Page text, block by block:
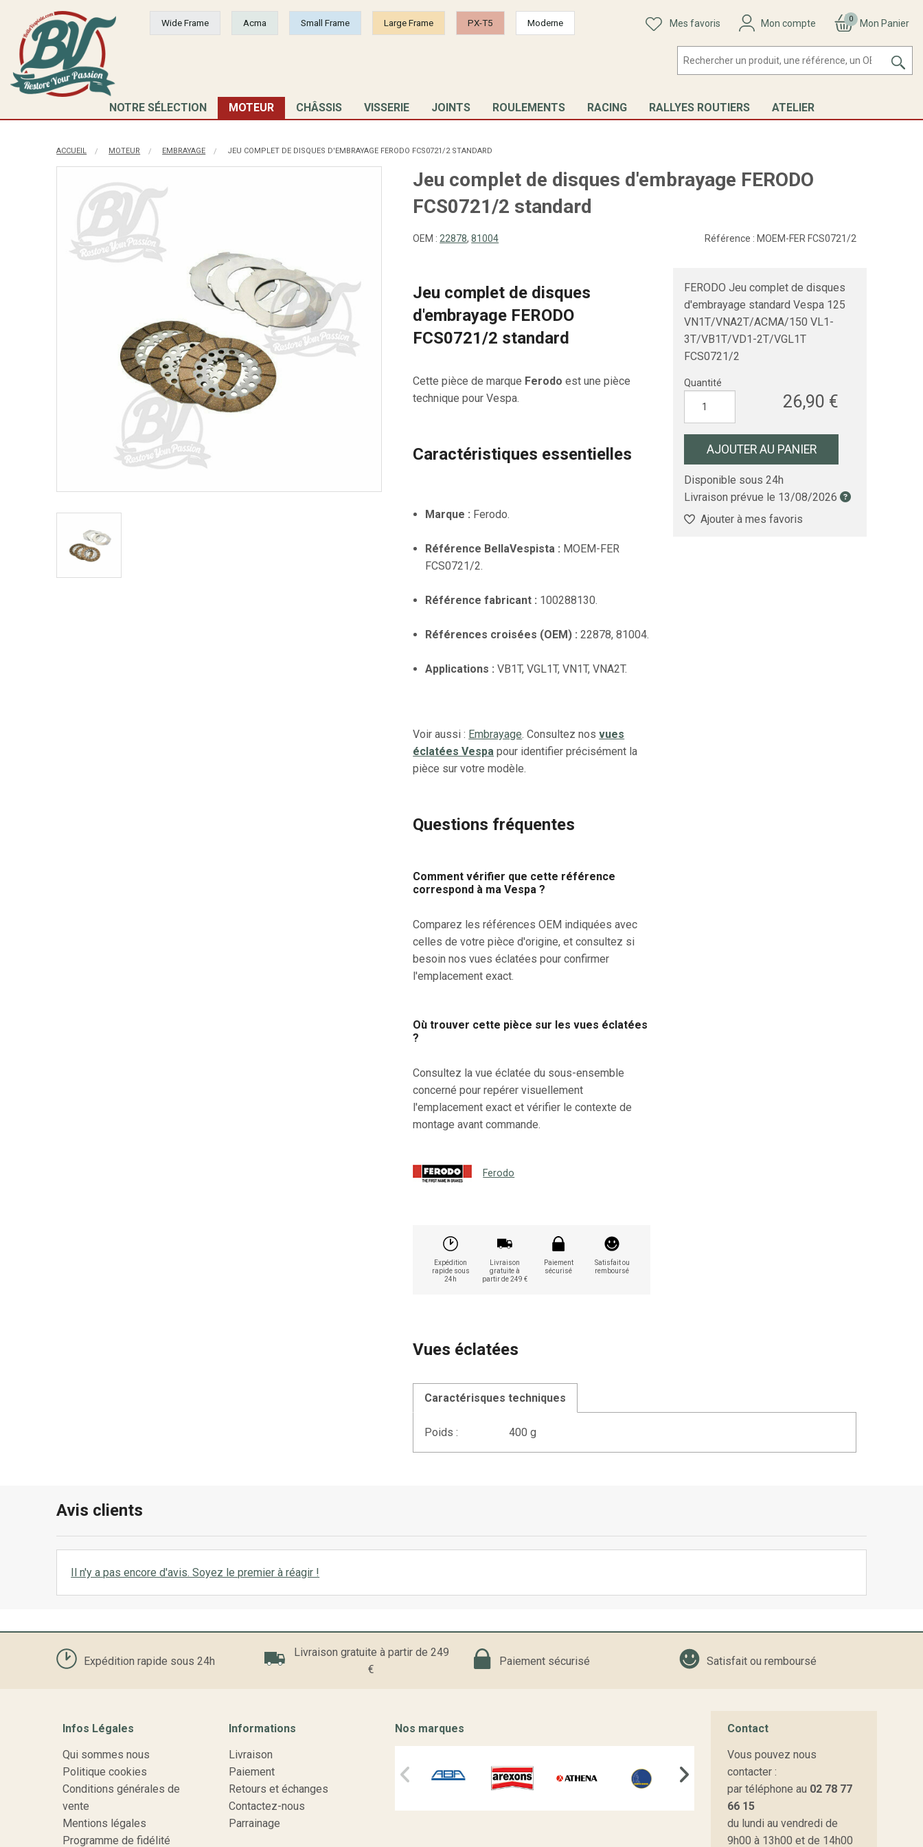
Wide Frame Acma Small Frame Large Frame PX-T5 Moderne Mes favoris Mon compte 0 Mon Panier
NOTRE SÉLECTION MOTEUR CHÂSSIS VISSERIE JOINTS ROULEMENTS RACING RALLYES ROUTIERS ATELIER
ACCUEIL MOTEUR EMBRAYAGE JEU COMPLET DE DISQUES D'EMBRAYAGE FERODO FCS0721/2 STANDARD
Jeu complet de disques d'embrayage FERODO
FCS0721/2 standard
OEM : 22878,81004 Référence : MOEM-FER FCS0721/2
FERODO Jeu complet de disques
d'embrayage standard Vespa 125
VN1T/VNA2T/ACMA/150 VL1-
3T/VB1T/VD1-2T/VGL1T
FCS0721/2
Quantité
26,90 €
AJOUTER AU PANIER
Disponible sous 24h
Livraison prévue le 13/08/2026
Ajouter à mes favoris
Jeu complet de disques
d'embrayage FERODO
FCS0721/2 standard
Cette pièce de marque Ferodo est une pièce
technique pour Vespa.
Caractéristiques essentielles
Marque : Ferodo.
Référence BellaVespista : MOEM-FER
FCS0721/2.
Référence fabricant : 100288130.
Références croisées (OEM) : 22878, 81004.
Applications : VB1T, VGL1T, VN1T, VNA2T.
Voir aussi : Embrayage. Consultez nosvues
éclatées Vespa pour identifier précisément la
pièce sur votre modèle.
Questions fréquentes
Comment vérifier que cette référence
correspond à ma Vespa ?
Comparez les références OEM indiquées avec
celles de votre pièce d'origine, et consultez si
besoin nos vues éclatées pour confirmer
l'emplacement exact.
Où trouver cette pièce sur les vues éclatées
?
Consultez la vue éclatée du sous-ensemble
concerné pour repérer visuellement
l'emplacement exact et vérifier le contexte de
montage avant commande.
Ferodo
Expédition
rapide sous
24h
Livraison
gratuite à
partir de 249 €
Paiement
sécurisé
Satisfait ou
remboursé
Vues éclatées
Caractérisques techniques
Poids : 400 g
Avis clients
Il n'y a pas encore d'avis. Soyez le premier à réagir !
Expédition rapide sous 24h
Livraison gratuite à partir de 249
€
Paiement sécurisé Satisfait ou remboursé
Infos Légales
Qui sommes nous
Politique cookies
Conditions générales de
vente
Mentions légales
Programme de fidélité
Informations
Livraison
Paiement
Retours et échanges
Contactez-nous
Parrainage
Nos marques
Contact
Vous pouvez nous
contacter :
par téléphone au 02 78 77
66 15
du lundi au vendredi de
9h00 à 13h00 et de 14h00